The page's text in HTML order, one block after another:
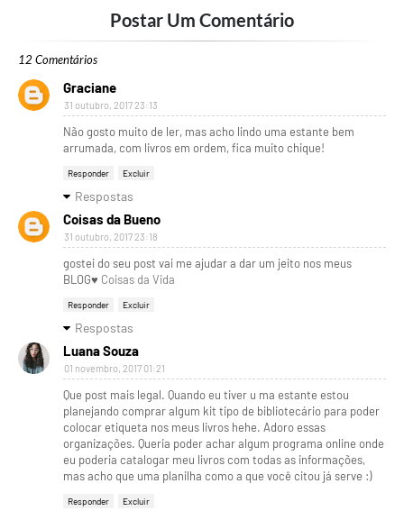
Postar Um Comentário
12 Comentários
Graciane
31 outubro, 2017 23:13
Não gosto muito de ler, mas acho lindo uma estante bem
arrumada, com livros em ordem, fica muito chique!
Responder Excluir
Respostas
Coisas da Bueno
31 outubro, 2017 23:18
gostei do seu post vai me ajudar a dar um jeito nos meus
BLOG♥ Coisas da Vida
Responder Excluir
Respostas
Luana Souza
01 novembro, 2017 01:21
Que post mais legal. Quando eu tiver u ma estante estou
planejando comprar algum kit tipo de bibliotecário para poder
colocar etiqueta nos meus livros hehe. Adoro essas
organizações. Queria poder achar algum programa online onde
eu poderia catalogar meu livros com todas as informações,
mas acho que uma planilha como a que você citou já serve :)
Responder Excluir